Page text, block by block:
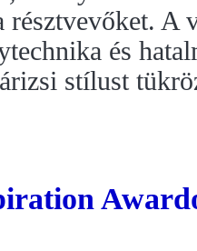
résztvevőket. A
és
stílust